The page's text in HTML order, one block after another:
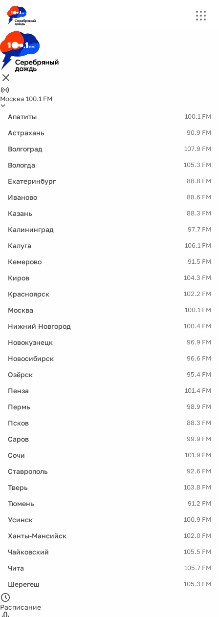
Москва 100.1 FM
Апатиты 100.1 FM
Астрахань 90.9 FM
Волгоград 107.9 FM
Вологда 105.3 FM
Екатеринбург 88.8 FM
Иваново 88.6 FM
Казань 88.3 FM
Калининград 97.7 FM
Калуга 106.1 FM
Кемерово 91.5 FM
Киров 104.3 FM
Красноярск 102.2 FM
Москва 100.1 FM
Нижний Новгород 100.4 FM
Новокузнецк 96.9 FM
Новосибирск 96.6 FM
Озёрск 95.4 FM
Пенза 101.4 FM
Пермь 98.9 FM
Псков 88.3 FM
Саров 99.9 FM
Сочи 101.9 FM
Ставрополь 92.6 FM
Тверь 103.8 FM
Тюмень 91.2 FM
Усинск 100.9 FM
Ханты-Мансийск 102.0 FM
Чайковский 105.5 FM
Чита 105.7 FM
Шерегеш 105.3 FM
Расписание